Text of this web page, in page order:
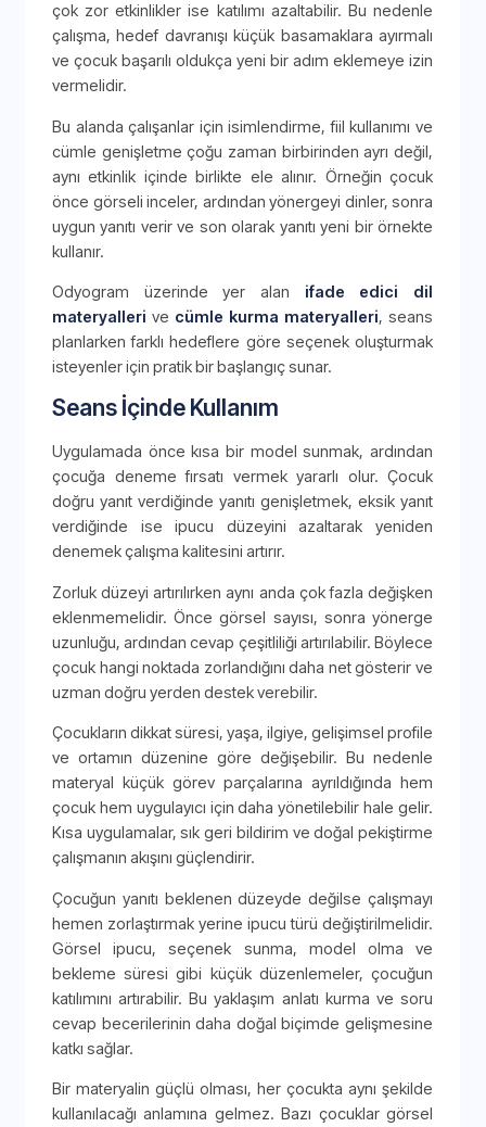
çok zor etkinlikler ise katılımı azaltabilir. Bu nedenle
çalışma, hedef davranışı küçük basamaklara ayırmalı
ve çocuk başarılı oldukça yeni bir adım eklemeye izin
vermelidir.
Bu alanda çalışanlar için isimlendirme, fiil kullanımı ve
cümle genişletme çoğu zaman birbirinden ayrı değil,
aynı etkinlik içinde birlikte ele alınır. Örneğin çocuk
önce görseli inceler, ardından yönergeyi dinler, sonra
uygun yanıtı verir ve son olarak yanıtı yeni bir örnekte
kullanır.
Odyogram üzerinde yer alan ifade edici dil
materyalleri ve cümle kurma materyalleri, seans
planlarken farklı hedeflere göre seçenek oluşturmak
isteyenler için pratik bir başlangıç sunar.
Seans İçinde Kullanım
Uygulamada önce kısa bir model sunmak, ardından
çocuğa deneme fırsatı vermek yararlı olur. Çocuk
doğru yanıt verdiğinde yanıtı genişletmek, eksik yanıt
verdiğinde ise ipucu düzeyini azaltarak yeniden
denemek çalışma kalitesini artırır.
Zorluk düzeyi artırılırken aynı anda çok fazla değişken
eklenmemelidir. Önce görsel sayısı, sonra yönerge
uzunluğu, ardından cevap çeşitliliği artırılabilir. Böylece
çocuk hangi noktada zorlandığını daha net gösterir ve
uzman doğru yerden destek verebilir.
Çocukların dikkat süresi, yaşa, ilgiye, gelişimsel profile
ve ortamın düzenine göre değişebilir. Bu nedenle
materyal küçük görev parçalarına ayrıldığında hem
çocuk hem uygulayıcı için daha yönetilebilir hale gelir.
Kısa uygulamalar, sık geri bildirim ve doğal pekiştirme
çalışmanın akışını güçlendirir.
Çocuğun yanıtı beklenen düzeyde değilse çalışmayı
hemen zorlaştırmak yerine ipucu türü değiştirilmelidir.
Görsel ipucu, seçenek sunma, model olma ve
bekleme süresi gibi küçük düzenlemeler, çocuğun
katılımını artırabilir. Bu yaklaşım anlatı kurma ve soru
cevap becerilerinin daha doğal biçimde gelişmesine
katkı sağlar.
Bir materyalin güçlü olması, her çocukta aynı şekilde
kullanılacağı anlamına gelmez. Bazı çocuklar görsel